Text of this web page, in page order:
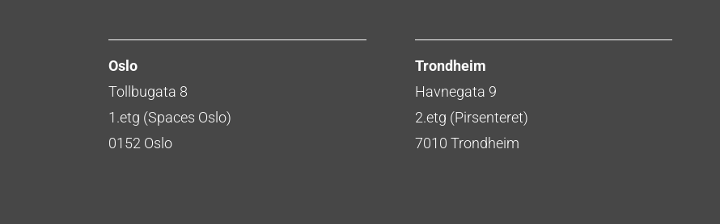
Oslo
Tollbugata 8
1.etg (Spaces Oslo)
0152 Oslo
Trondheim
Havnegata 9
2.etg (Pirsenteret)
7010 Trondheim